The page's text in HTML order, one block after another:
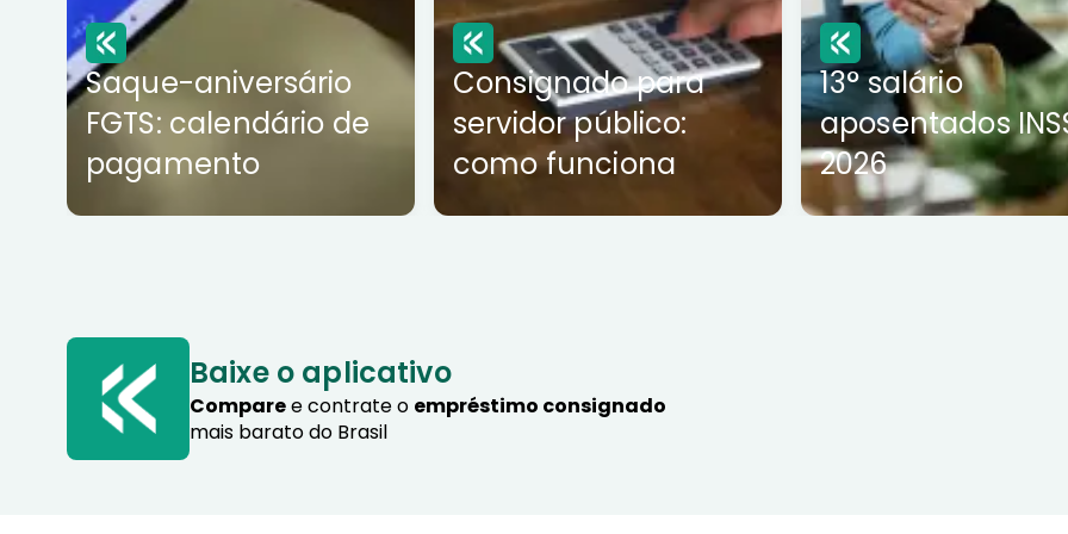
Saque-aniversário
FGTS: calendário de
pagamento
Consignado para
servidor público:
como funciona
13° salário
aposentados
2026
Baixe o aplicativo
Comparee contrate o empréstimo consignado
mais barato do Brasil